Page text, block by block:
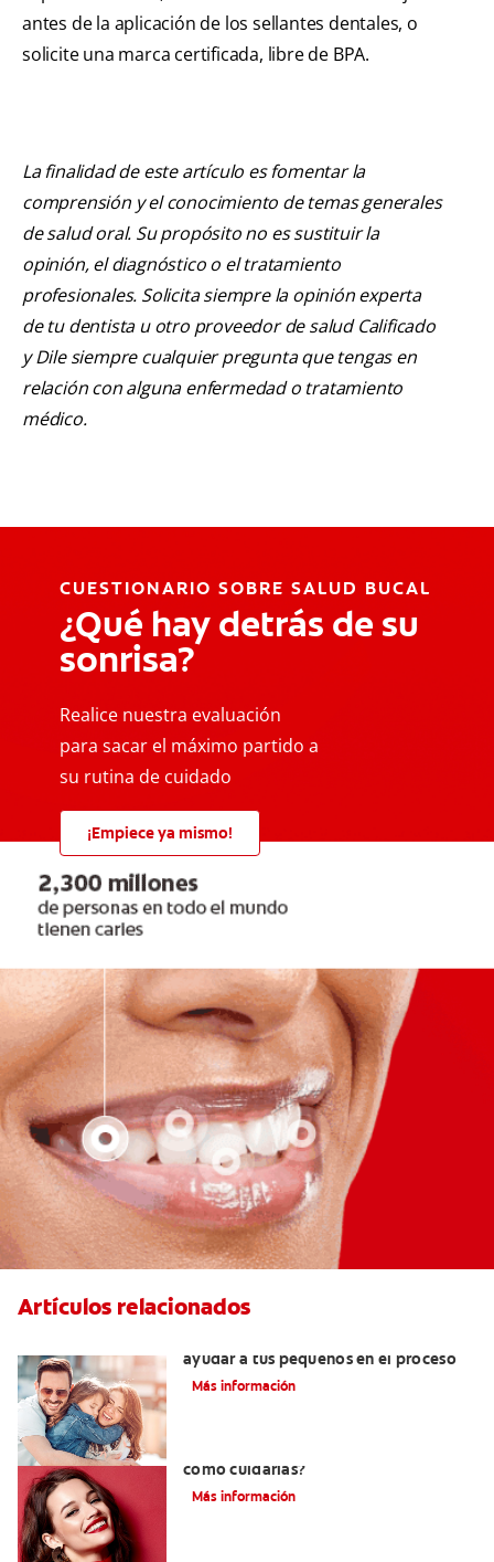
antes de la aplicación de los sellantes dentales, o
solicite una marca certificada, libre de BPA.
La finalidad de este artículo es fomentar la
comprensión y el conocimiento de temas generales
de salud oral. Su propósito no es sustituir la
opinión, el diagnóstico o el tratamiento
profesionales. Solicita siempre la opinión experta
de tu dentista u otro proveedor de salud Calificado
y Dile siempre cualquier pregunta que tengas en
relación con alguna enfermedad o tratamiento
médico.
CUESTIONARIO SOBRE SALUD BUCAL
¿Qué hay detrás de su
sonrisa?
Realice nuestra evaluación
para sacar el máximo partido a
su rutina de cuidado
¡Empiece ya mismo!
Artículos relacionados
ayudar a tus pequeños en el proceso
Más información
cómo cuidarlas?
Más información